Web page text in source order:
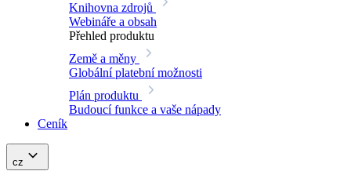
Knihovna zdrojů
Webináře a obsah
Přehled produktu
Země a měny
Globální platební možnosti
Plán produktu
Budoucí funkce a vaše nápady
Ceník
cz